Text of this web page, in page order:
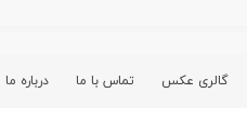
گالری عکس تماس با ما درباره ما